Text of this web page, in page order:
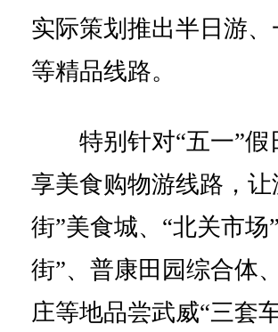
实际策划推出半日游
等精品线路。
特别针对“五一”假
享美食购物游线路，
街”美食城、“北关市场
街”、普康田园综合体
庄等地品尝武威“三套